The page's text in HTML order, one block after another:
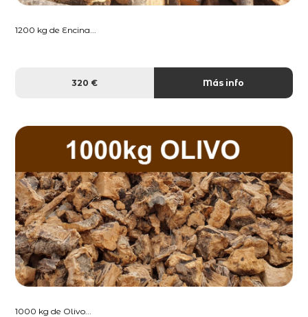
1200 kg de Encina...
320 € Más info
1000 kg de Olivo...